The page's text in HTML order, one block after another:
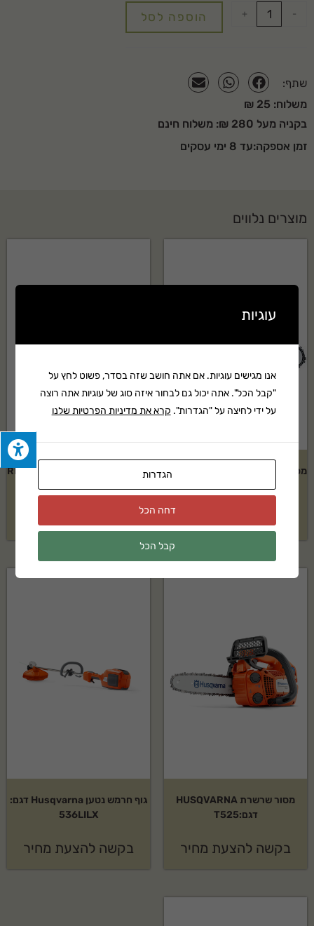
-
+ הוספה לסל
שתף:
משלוח: 25 ₪
בקניה מעל 280 ₪: משלוח חינם
זמן אספקה:עד 8 ימי עסקים
מוצרים נלווים
מסור שרשרת STIHL דגם:MS-180
גוף מכסחת דשא נטענת RMA 460
סטיל
מסור שרשרת HUSQVARNA
דגם:T525
בקשה להצעת מחיר
גוף חרמש נטען Husqvarna דגם:
536LILX
בקשה להצעת מחיר
עוגיות
אנו מגישים עוגיות. אם אתה חושב שזה בסדר, פשוט לחץ על
"קבל הכל". אתה יכול גם לבחור איזה סוג של עוגיות אתה רוצה
על ידי לחיצה על "הגדרות". קרא את מדיניות הפרטיות שלנו
הגדרות
דחה הכל
קבל הכל